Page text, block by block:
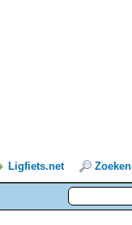
Ligfiets.net Zoeken